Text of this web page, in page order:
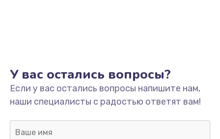
У вас остались вопросы?
Если у вас остались вопросы напишите нам,
наши специалисты с радостью ответят вам!